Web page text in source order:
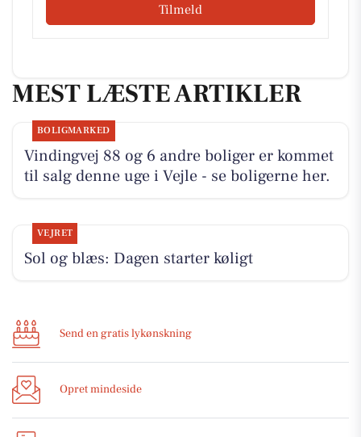
Tilmeld
MEST LÆSTE ARTIKLER
BOLIGMARKED
Vindingvej 88 og 6 andre boliger er kommet
til salg denne uge i Vejle - se boligerne her.
VEJRET
Sol og blæs: Dagen starter køligt
Send en gratis lykønskning
Opret mindeside